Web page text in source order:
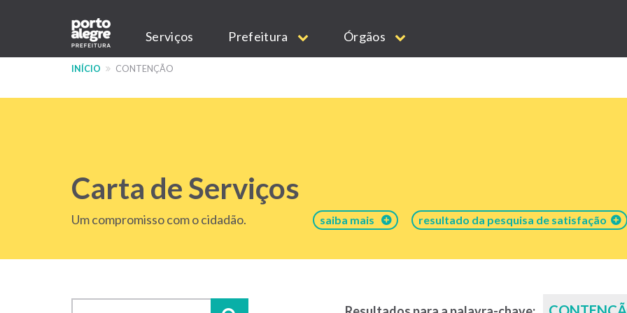
conteúdo
Main
navigation
Serviços Prefeitura Órgãos
INÍCIO CONTENÇÃO
Carta de Serviços
Um compromisso com o cidadão. saiba mais resultado da pesquisa de satisfação